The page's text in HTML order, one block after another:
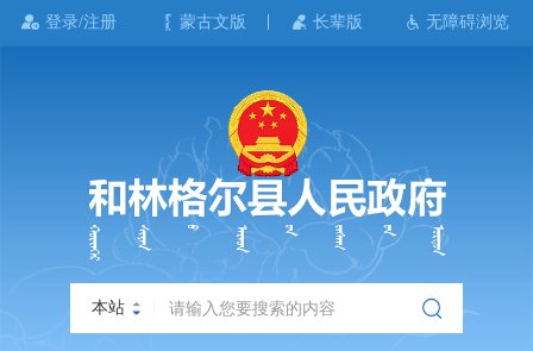
登录/注册 蒙古文版 长辈版 无障碍浏览
本站